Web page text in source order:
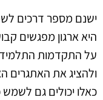
ישנם מספר דרכים
היא ארגון מפגשים
על התקדמות
ולהציג את האתגרים
כאלו יכולים גם